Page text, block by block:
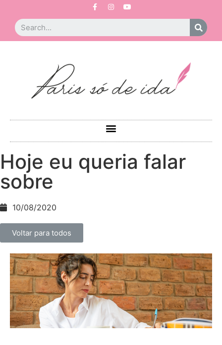
Hoje eu queria falar
sobre
10/08/2020
Voltar para todos